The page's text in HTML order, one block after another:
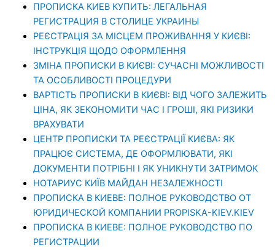
ПРОПИСКА КИЕВ КУПИТЬ: ЛЕГАЛЬНАЯ
РЕГИСТРАЦИЯ В СТОЛИЦЕ УКРАИНЫ
РЕЄСТРАЦІЯ ЗА МІСЦЕМ ПРОЖИВАННЯ У КИЄВІ:
ІНСТРУКЦІЯ ЩОДО ОФОРМЛЕННЯ
ЗМІНА ПРОПИСКИ В КИЄВІ: СУЧАСНІ МОЖЛИВОСТІ
ТА ОСОБЛИВОСТІ ПРОЦЕДУРИ
ВАРТІСТЬ ПРОПИСКИ В КИЄВІ: ВІД ЧОГО ЗАЛЕЖИТЬ
ЦІНА, ЯК ЗЕКОНОМИТИ ЧАС І ГРОШІ, ЯКІ РИЗИКИ
ВРАХУВАТИ
ЦЕНТР ПРОПИСКИ ТА РЕЄСТРАЦІЇ КИЄВА: ЯК
ПРАЦЮЄ СИСТЕМА, ДЕ ОФОРМЛЮВАТИ, ЯКІ
ДОКУМЕНТИ ПОТРІБНІ І ЯК УНИКНУТИ ЗАТРИМОК
НОТАРИУС КИЇВ МАЙДАН НЕЗАЛЕЖНОСТІ
ПРОПИСКА В КИЕВЕ: ПОЛНОЕ РУКОВОДСТВО ОТ
ЮРИДИЧЕСКОЙ КОМПАНИИ PROPISKA-KIEV.KIEV
ПРОПИСКА В КИЕВЕ: ПОЛНОЕ РУКОВОДСТВО ПО
РЕГИСТРАЦИИ